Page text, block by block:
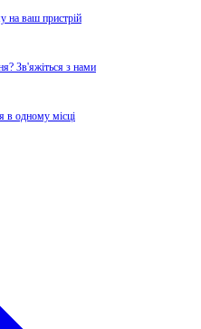
на ваш пристрій
Зв'яжіться з нами
в одному місці